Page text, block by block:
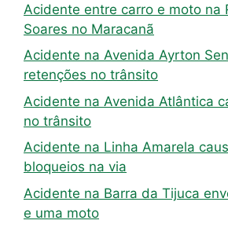
Acidente entre carro e moto na
Soares no Maracanã
Acidente na Avenida Ayrton
retenções no trânsito
Acidente na Avenida Atlântica
no trânsito
Acidente na Linha Amarela
bloqueios na via
Acidente na Barra da Tijuca
e uma moto